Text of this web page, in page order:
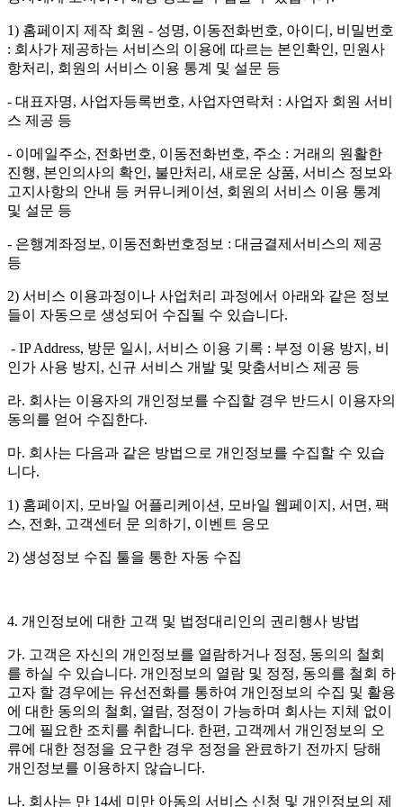
1) 홈페이지 제작 회원 - 성명, 이동전화번호, 아이디, 비밀번호
: 회사가 제공하는 서비스의 이용에 따르는 본인확인, 민원사
항처리, 회원의 서비스 이용 통계 및 설문 등
- 대표자명, 사업자등록번호, 사업자연락처 : 사업자 회원 서비
스 제공 등
- 이메일주소, 전화번호, 이동전화번호, 주소 : 거래의 원활한
진행, 본인의사의 확인, 불만처리, 새로운 상품, 서비스 정보와
고지사항의 안내 등 커뮤니케이션, 회원의 서비스 이용 통계
및 설문 등
- 은행계좌정보, 이동전화번호정보 : 대금결제서비스의 제공
등
2) 서비스 이용과정이나 사업처리 과정에서 아래와 같은 정보
들이 자동으로 생성되어 수집될 수 있습니다.
- IP Address, 방문 일시, 서비스 이용 기록 : 부정 이용 방지, 비
인가 사용 방지, 신규 서비스 개발 및 맞춤서비스 제공 등
라. 회사는 이용자의 개인정보를 수집할 경우 반드시 이용자의
동의를 얻어 수집한다.
마. 회사는 다음과 같은 방법으로 개인정보를 수집할 수 있습
니다.
1) 홈페이지, 모바일 어플리케이션, 모바일 웹페이지, 서면, 팩
스, 전화, 고객센터 문 의하기, 이벤트 응모
2) 생성정보 수집 툴을 통한 자동 수집
4. 개인정보에 대한 고객 및 법정대리인의 권리행사 방법
가. 고객은 자신의 개인정보를 열람하거나 정정, 동의의 철회
를 하실 수 있습니다. 개인정보의 열람 및 정정, 동의를 철회 하
고자 할 경우에는 유선전화를 통하여 개인정보의 수집 및 활용
에 대한 동의의 철회, 열람, 정정이 가능하며 회사는 지체 없이
그에 필요한 조치를 취합니다. 한편, 고객께서 개인정보의 오
류에 대한 정정을 요구한 경우 정정을 완료하기 전까지 당해
개인정보를 이용하지 않습니다.
나. 회사는 만 14세 미만 아동의 서비스 신청 및 개인정보의 제